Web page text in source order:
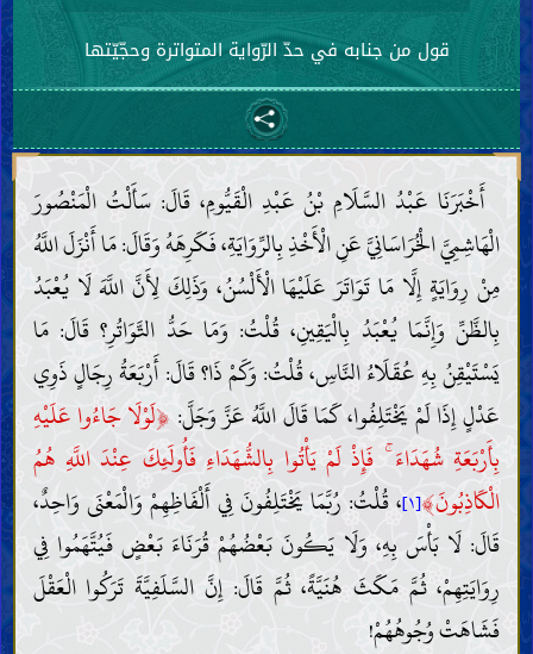
قول من جنابه في حدّ الرّواية المتواترة وحجّيّتها
أَخْبَرَنَا عَبْدُ السَّلَامِ بْنُ عَبْدِ الْقَيُّومِ، قَالَ: سَأَلْتُ الْمَنْصُورَ
الْهَاشِمِيَّ الْخُرَاسَانِيَّ عَنِ الْأَخْذِ بِالرِّوَايَةِ، فَكَرِهَهُ وَقَالَ: مَا أَنْزَلَ اللَّهُ
مِنْ رِوَايَةٍ إِلَّا مَا تَوَاتَرَ عَلَيْهَا الْأَلْسُنُ، وَذَلِكَ لِأَنَّ اللَّهَ لَا يُعْبَدُ
بِالظَّنِّ وَإِنَّمَا يُعْبَدُ بِالْيَقِينِ، قُلْتُ: وَمَا حَدُّ التَّوَاتُرِ؟ قَالَ: مَا
يَسْتَيْقِنُ بِهِ عُقَلَاءُ النَّاسِ، قُلْتُ: وَكَمْ ذَا؟ قَالَ: أَرْبَعَةُ رِجَالٍ ذَوِي
عَدْلٍ إِذَا لَمْ يَخْتَلِفُوا، كَمَا قَالَ اللَّهُ عَزَّ وَجَلَّ: ﴿لَوْلَا جَاءُوا عَلَيْهِ
بِأَرْبَعَةِ شُهَدَاءَ ۚ فَإِذْ لَمْ يَأْتُوا بِالشُّهَدَاءِ فَأُولَئِكَ عِنْدَ اللَّهِ هُمُ
الْكَاذِبُونَ﴾[١] ، قُلْتُ: رُبَّمَا يَخْتَلِفُونَ فِي أَلْفَاظِهِمْ وَالْمَعْنَى وَاحِدٌ،
قَالَ: لَا بَأْسَ بِهِ، وَلَا يَكُونَ بَعْضُهُمْ قُرَنَاءَ بَعْضٍ فَيُتَّهَمُوا فِي
رِوَايَتِهِمْ، ثُمَّ مَكَثَ هُنَيَّةً، ثُمَّ قَالَ: إِنَّ السَّلَفِيَّةَ تَرَكُوا الْعَقْلَ
فَشَاهَتْ وُجُوهُهُمْ!